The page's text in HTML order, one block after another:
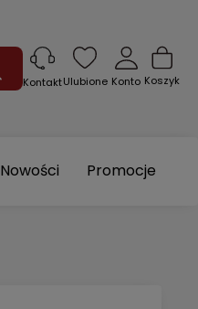
Koszyk
Konto
Ulubione
Kontakt
Nowości Promocje